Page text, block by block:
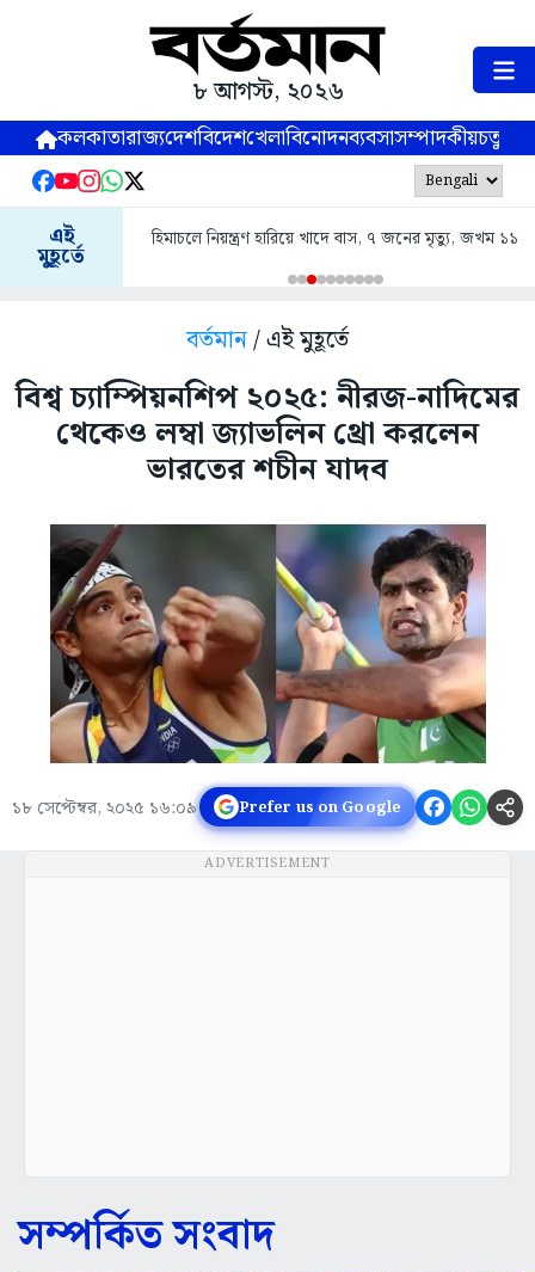
৮ আগস্ট, ২০২৬
কলকাতারাজ্যদেশবিদেশখেলাবিনোদনব্যবসাসম্পাদকীয়
এই
মুহূর্তে
হিমাচলে নিয়ন্ত্রণ হারিয়ে খাদে বাস, ৭ জনের মৃত্যু, জখম ১১
বর্তমান/ এই মুহূর্তে
বিশ্ব চ্যাম্পিয়নশিপ ২০২৫: নীরজ-নাদিমের
থেকেও লম্বা জ্যাভলিন থ্রো করলেন
ভারতের শচীন যাদব
১৮ সেপ্টেম্বর, ২০২৫ ১৬:০৯ Prefer us on Google
ADVERTISEMENT
সম্পর্কিত সংবাদ